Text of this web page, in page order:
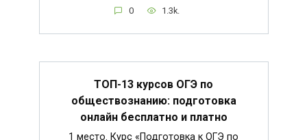
0 1.3k.
ТОП-13 курсов ОГЭ по
обществознанию: подготовка
онлайн бесплатно и платно
1 место. Курс «Подготовка к ОГЭ по